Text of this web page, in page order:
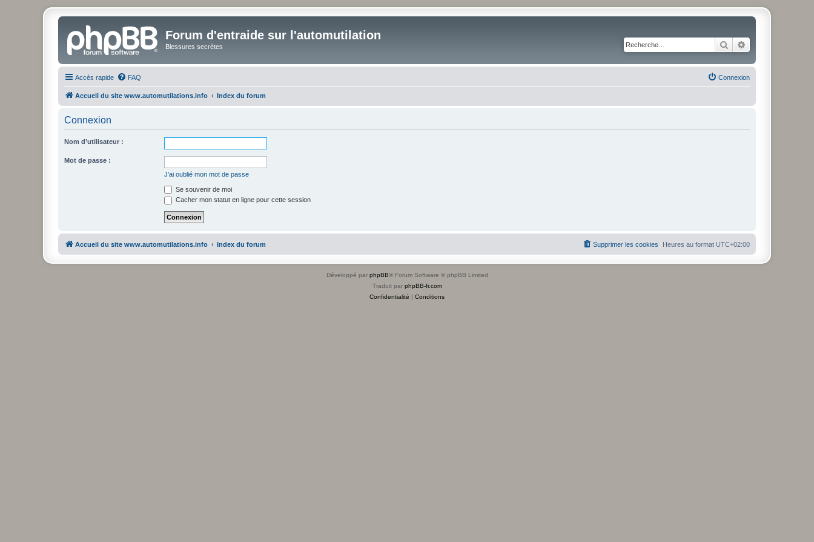
Forum d'entraide sur l'automutilation
Blessures secrètes Rechercher
Accès rapide FAQ Connexion
Accueil du site www.automutilations.info Index du forum
Connexion
Nom d’utilisateur :
Mot de passe :
J’ai oublié mon mot de passe
Se souvenir de moi
Cacher mon statut en ligne pour cette session
Accueil du site www.automutilations.info Index du forum Heures au format UTC+02:00
Supprimer les cookies
Développé par phpBB® Forum Software © phpBB Limited
Traduit par phpBB-fr.com
Confidentialité | Conditions